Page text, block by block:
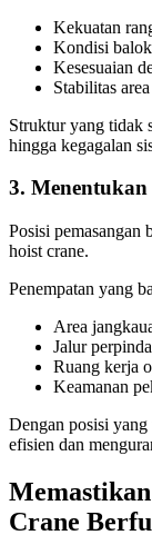
Kekuatan
Kondisi
Kesesuaian
Stabilitas
Struktur yang tidak
hingga kegagalan
3. Menentukan
Posisi pemasangan
hoist crane.
Penempatan yang
Area
Jalur
Ruang kerja
Keamanan
Dengan posisi yang
efisien dan
Crane